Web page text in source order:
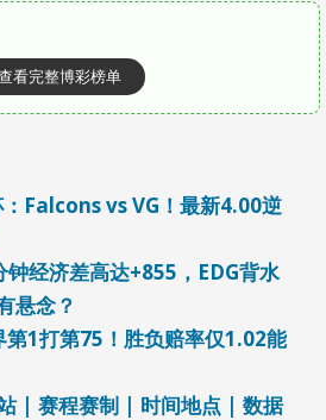
看完整博彩榜单
Falcons vs VG！最新4.00逆
钟经济差高达+855，EDG背水
悬念？
1打第75！胜负赔率仅1.02能
| 赛程赛制 | 时间地点 | 数据